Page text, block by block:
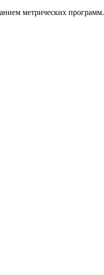
метрических программ.